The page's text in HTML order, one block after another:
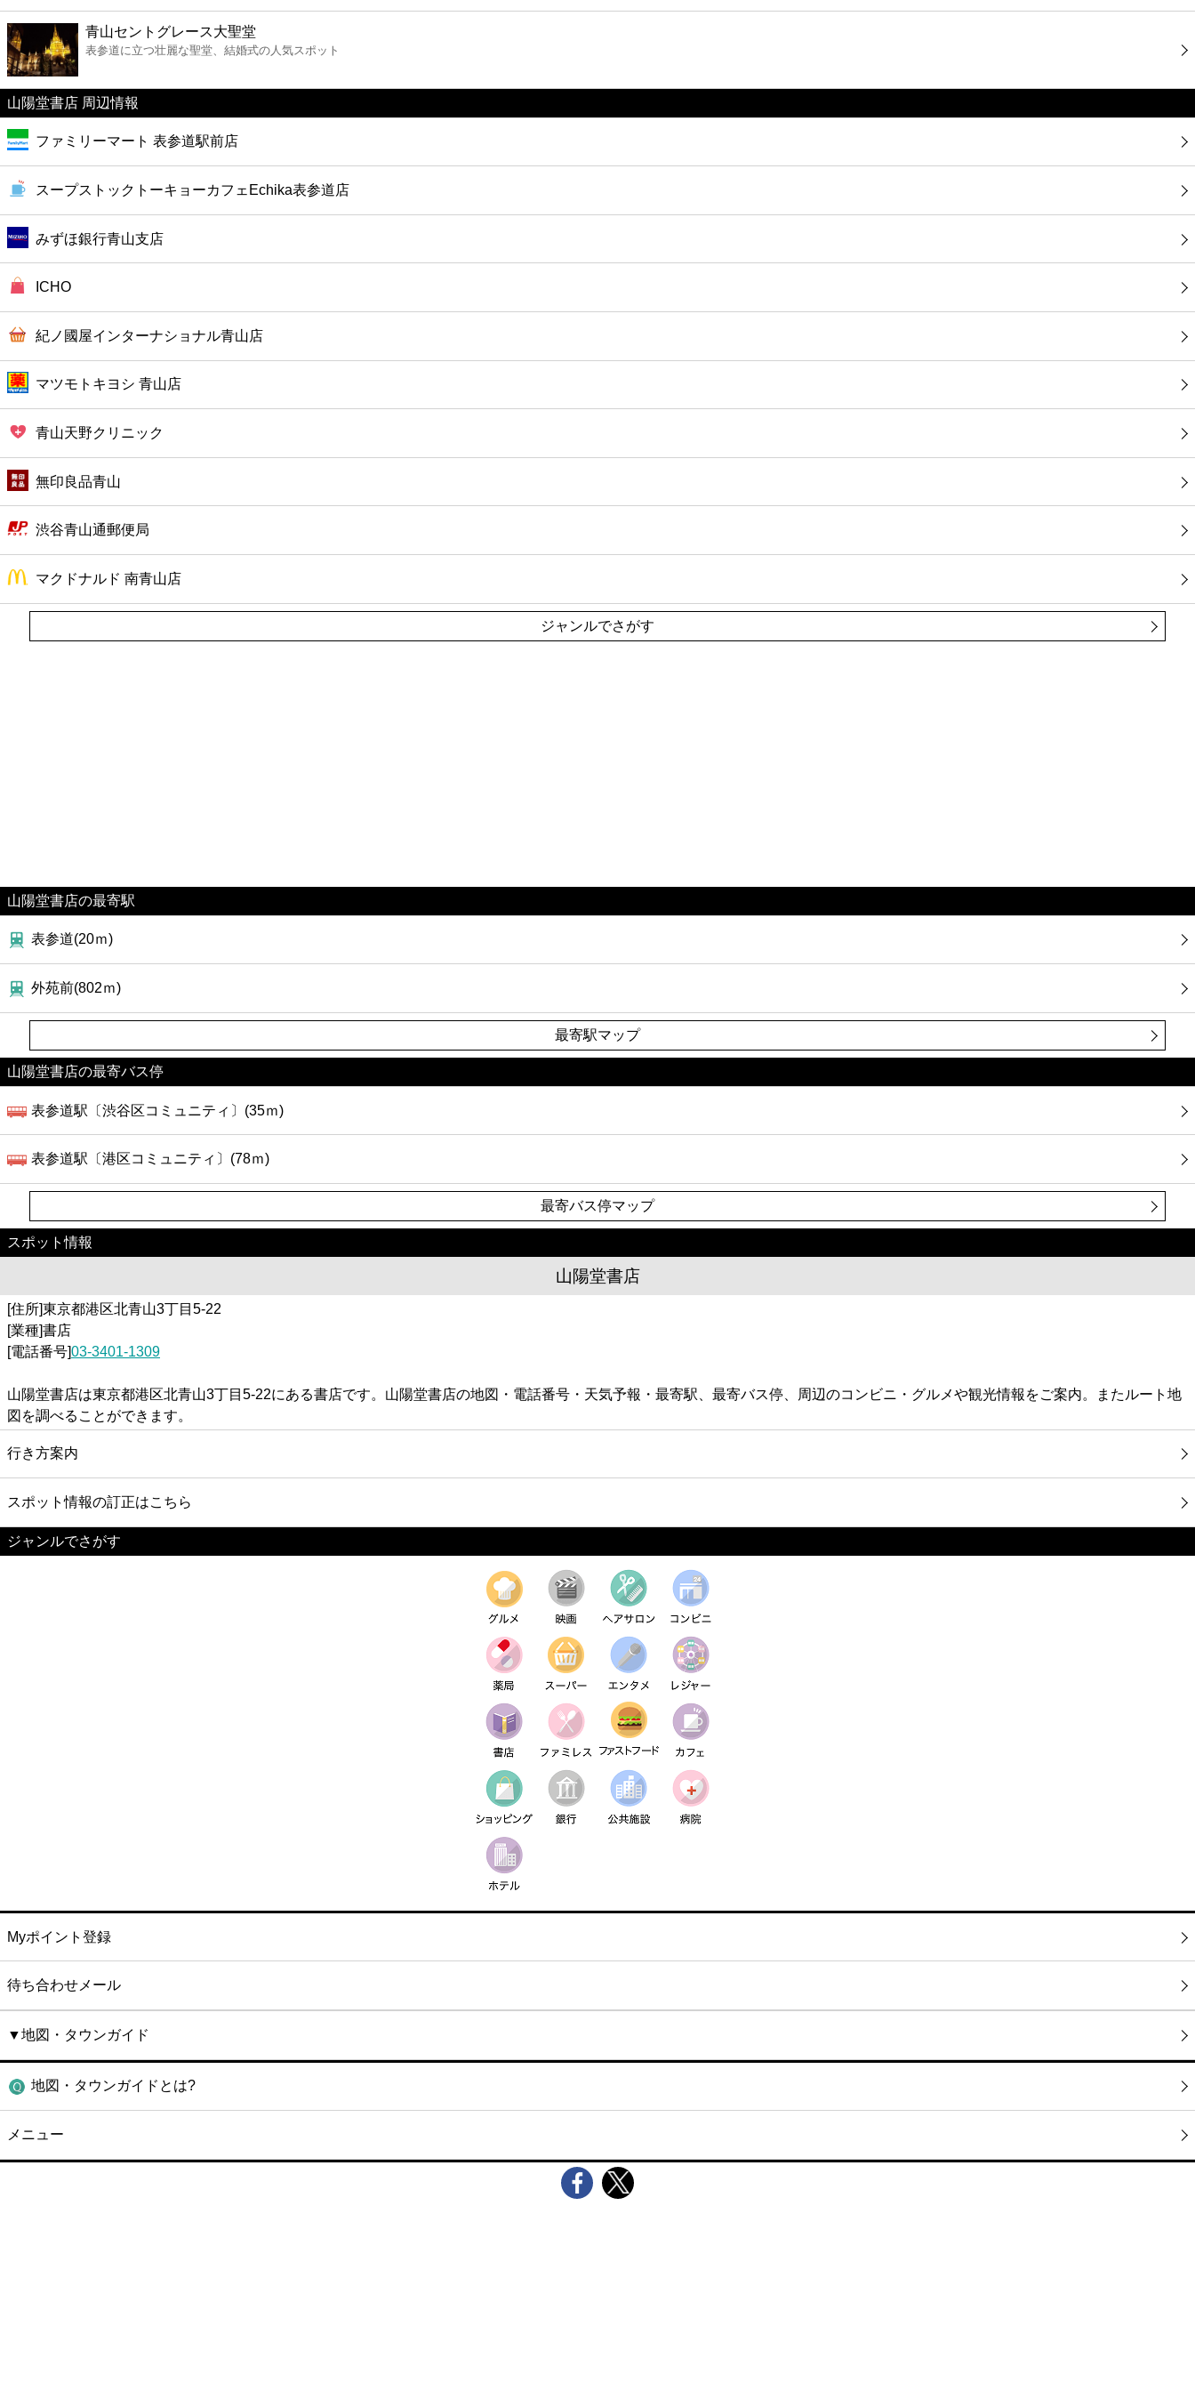
ファーストフード
カフェ
ショッピング
銀行
病院
青山セントグレース大聖堂
表参道に立つ壮麗な聖堂、結婚式の人気スポット
山陽堂書店 周辺情報
ファミリーマート 表参道駅前店
スープストックトーキョーカフェEchika表参道店
みずほ銀行青山支店
ICHO
紀ノ國屋インターナショナル青山店
マツモトキヨシ 青山店
青山天野クリニック
無印良品青山
渋谷青山通郵便局
マクドナルド 南青山店
ジャンルでさがす
山陽堂書店の最寄駅
表参道(20ｍ)
外苑前(802ｍ)
最寄駅マップ
山陽堂書店の最寄バス停
表参道駅〔渋谷区コミュニティ〕(35ｍ)
表参道駅〔港区コミュニティ〕(78ｍ)
最寄バス停マップ
スポット情報
山陽堂書店
[住所]東京都港区北青山3丁目5-22
[業種]書店
[電話番号]03-3401-1309
山陽堂書店は東京都港区北青山3丁目5-22にある書店です。山陽堂書店の地図・電話番号・天気予報・最寄駅、最寄バス停、周辺のコンビニ・グルメや観光情報をご案内。またルート地
図を調べることができます。
行き方案内
スポット情報の訂正はこちら
ジャンルでさがす
Myポイント登録
待ち合わせメール
▼地図・タウンガイド
地図・タウンガイドとは?
メニュー